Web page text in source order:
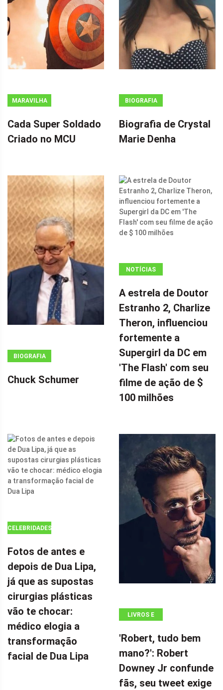
MARAVILHA
Cada Super Soldado
Criado no MCU
BIOGRAFIA
Biografia de Crystal
Marie Denha
BIOGRAFIA
Chuck Schumer
NOTÍCIAS
(ADSBYGOOGLE
=
WINDOW.ADSBYGOOGLE
|| []).PUSH({});
A ESTRELA DE
DOUTOR
ESTRANHO 2,
CHARLIZE
THERON,
DA DC EM 'THE
FLASH' COM
SEU FILME DE
AÇÃO DE $ 100
MILHÕES POR
A estrela de Doutor
Estranho 2, Charlize
Theron, influenciou
fortemente a
Supergirl da DC em
'The Flash' com seu
filme de ação de $
100 milhões
CELEBRIDADES
Fotos de antes e
depois de Dua Lipa,
já que as supostas
cirurgias plásticas
vão te chocar:
médico elogia a
transformação
facial de Dua Lipa
LIVROS E
'Robert, tudo bem
mano?': Robert
Downey Jr confunde
fãs, seu tweet exige